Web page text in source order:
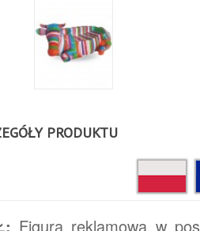
PRODUKTU
Figura reklamowa w